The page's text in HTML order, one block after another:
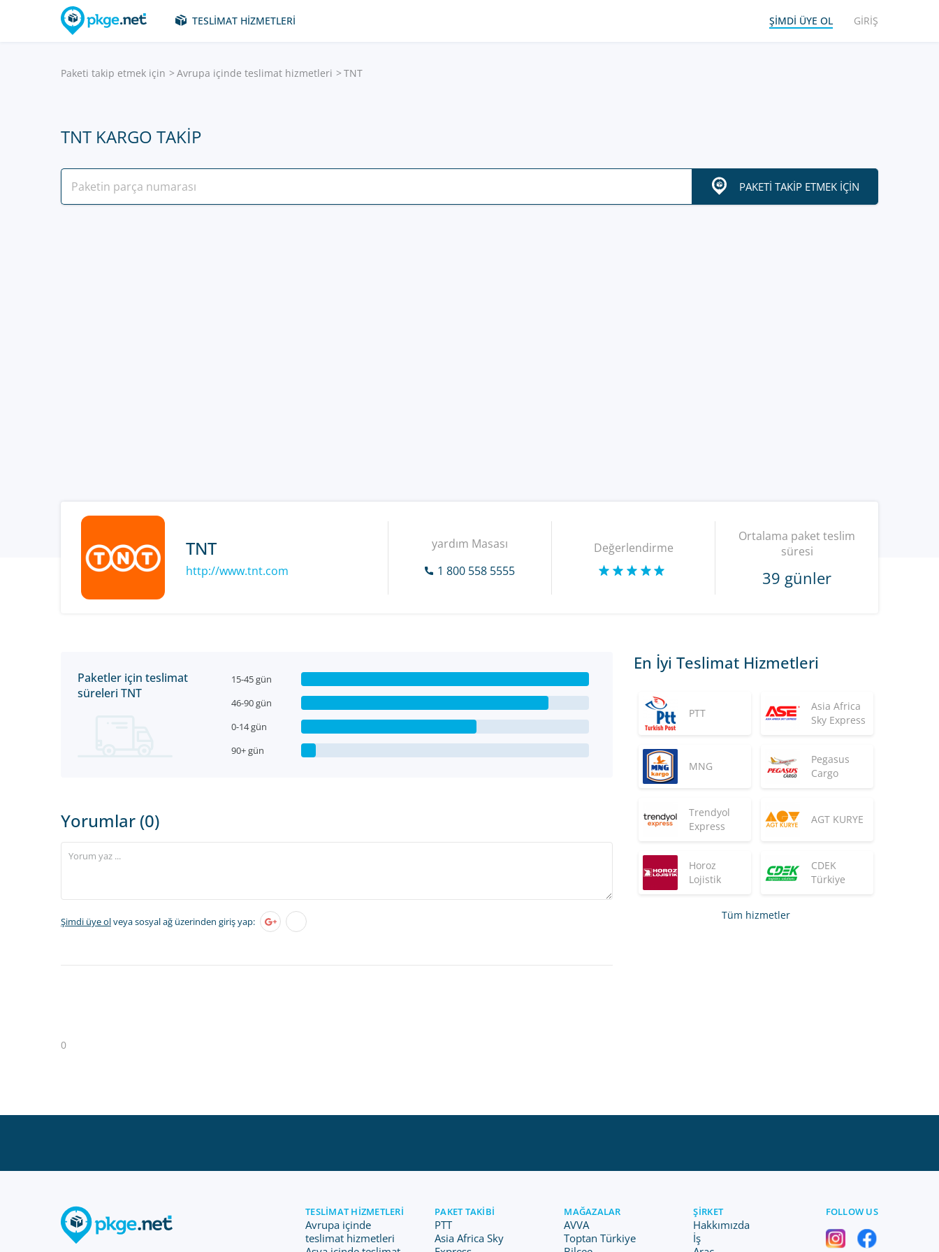
TESLIMAT HIZMETLERI ŞIMDI ÜYE OL GIRIŞ
Paketi takip etmek için Avrupa içinde teslimat hizmetleri TNT
TNT KARGO TAKIP
PAKETI TAKIP ETMEK IÇIN
TNT
http://www.tnt.com
yardım Masası
1 800 558 5555
Değerlendirme
Ortalama paket teslim
süresi
39 günler
Paketler için teslimat
süreleri TNT
15-45 gün
46-90 gün
0-14 gün
90+ gün
Yorumlar (0)
Şimdi üye olveya sosyal ağ üzerinden giriş yap:
En İyi Teslimat Hizmetleri
PTT
Asia Africa
Sky Express
MNG
Pegasus
Cargo
Trendyol
Express
AGT KURYE
Horoz
Lojistik
CDEK
Türkiye
Tüm hizmetler
0
TESLIMAT HIZMETLERI
Avrupa içinde
teslimat hizmetleri
PAKET TAKIBI
PTT
Asia Africa Sky
MAĞAZALAR
AVVA
Toptan Türkiye
ŞIRKET
Hakkımızda
İş
FOLLOW US